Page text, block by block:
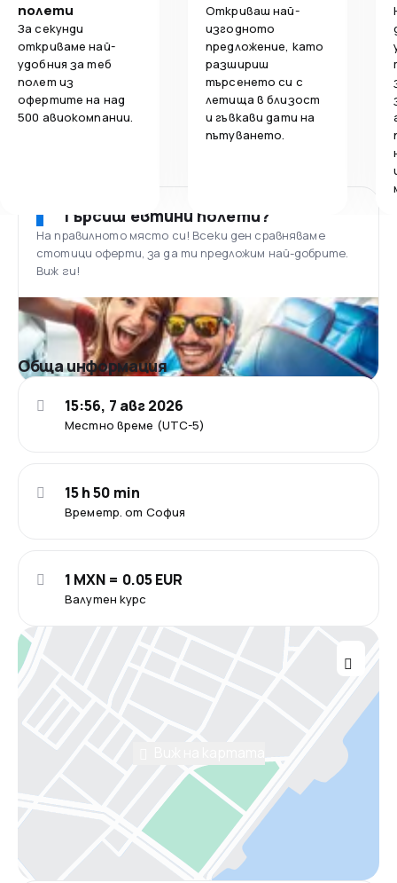
полети
За секунди
откриваме най-
удобния за теб
полет из
офертите на над
500 авиокомпании.
Откриваш най-
изгодното
предложение, като
разшириш
търсенето си с
летища в близост
и гъвкави дати на
пътуването.
Търсиш евтини полети?
На правилното място си! Всеки ден сравняваме
стотици оферти, за да ти предложим най-добрите.
Виж ги!
Обща информация
Местно време (UTC-5)
15:56, 7 авг 2026
Времетр. от София
15 h 50 min
Валутен курс
1 MXN = 0.05 EUR